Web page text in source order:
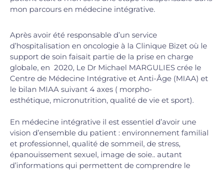
mon parcours en médecine intégrative.
Après avoir été responsable d’un service
d’hospitalisation en oncologie à la Clinique Bizet où le
support de soin faisait partie de la prise en charge
globale, en 2020, Le Dr Michael MARGULIES crée le
Centre de Médecine Intégrative et Anti-Âge (MIAA) et
le bilan MIAA suivant 4 axes ( morpho-
esthétique, micronutrition, qualité de vie et sport).
En médecine intégrative il est essentiel d’avoir une
vision d’ensemble du patient : environnement familial
et professionnel, qualité de sommeil, de stress,
épanouissement sexuel, image de soie.. autant
d’informations qui permettent de comprendre le